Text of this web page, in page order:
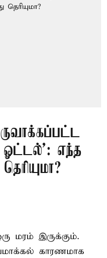
எந்த
மரம் இருக்கும்.
காரணமாக